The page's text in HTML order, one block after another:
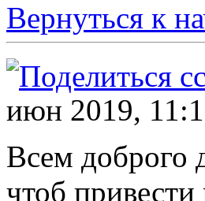
Вернуться к
июн 2019,
Всем доброго
чтоб